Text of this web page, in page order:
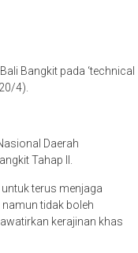
Bangkit pada ‘technical
4).
Daerah
Tahap II.
terus menjaga
tidak boleh
kerajinan khas